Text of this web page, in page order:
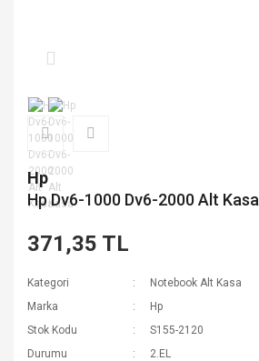
Hp
Hp Dv6-1000 Dv6-2000 Alt Kasa
371,35 TL
Kategori
Notebook Alt Kasa
Marka
Hp
Stok Kodu
S155-2120
Durumu
2.EL